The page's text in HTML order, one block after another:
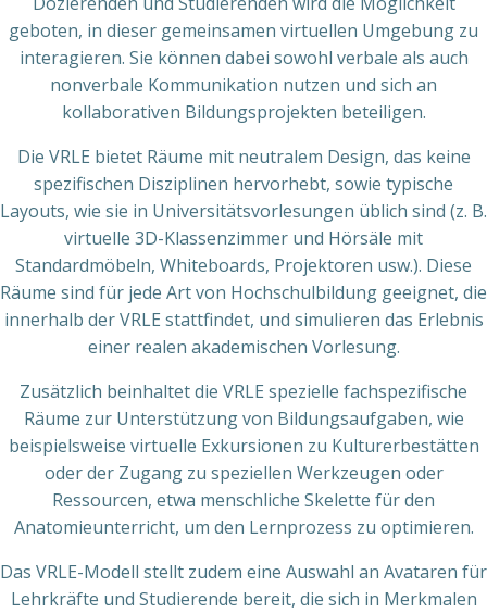
geboten, in dieser gemeinsamen virtuellen Umgebung zu
interagieren. Sie können dabei sowohl verbale als auch
nonverbale Kommunikation nutzen und sich an
kollaborativen Bildungsprojekten beteiligen.
Die VRLE bietet Räume mit neutralem Design, das keine
spezifischen Disziplinen hervorhebt, sowie typische
Layouts, wie sie in Universitätsvorlesungen üblich sind (z. B.
virtuelle 3D-Klassenzimmer und Hörsäle mit
Standardmöbeln, Whiteboards, Projektoren usw.). Diese
Räume sind für jede Art von Hochschulbildung geeignet, die
innerhalb der VRLE stattfindet, und simulieren das Erlebnis
einer realen akademischen Vorlesung.
Zusätzlich beinhaltet die VRLE spezielle fachspezifische
Räume zur Unterstützung von Bildungsaufgaben, wie
beispielsweise virtuelle Exkursionen zu Kulturerbestätten
oder der Zugang zu speziellen Werkzeugen oder
Ressourcen, etwa menschliche Skelette für den
Anatomieunterricht, um den Lernprozess zu optimieren.
Das VRLE-Modell stellt zudem eine Auswahl an Avataren für
Lehrkräfte und Studierende bereit, die sich in Merkmalen